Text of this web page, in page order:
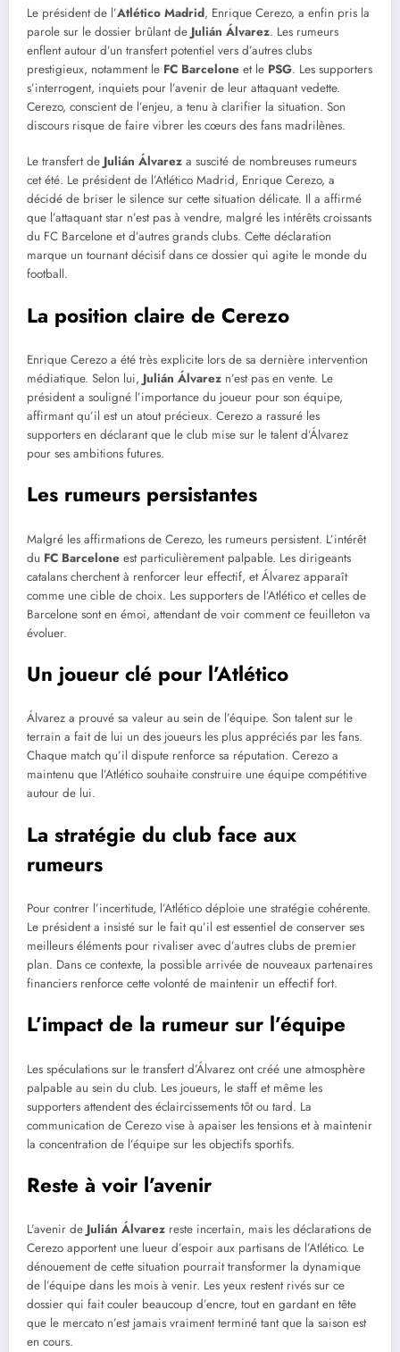
Le président de l’Atlético Madrid, Enrique Cerezo, a enfin pris la
parole sur le dossier brûlant de Julián Álvarez. Les rumeurs
enflent autour d’un transfert potentiel vers d’autres clubs
prestigieux, notamment le FC Barcelone et le PSG. Les supporters
s’interrogent, inquiets pour l’avenir de leur attaquant vedette.
Cerezo, conscient de l’enjeu, a tenu à clarifier la situation. Son
discours risque de faire vibrer les cœurs des fans madrilènes.
Le transfert de Julián Álvarez a suscité de nombreuses rumeurs
cet été. Le président de l’Atlético Madrid, Enrique Cerezo, a
décidé de briser le silence sur cette situation délicate. Il a affirmé
que l’attaquant star n’est pas à vendre, malgré les intérêts croissants
du FC Barcelone et d’autres grands clubs. Cette déclaration
marque un tournant décisif dans ce dossier qui agite le monde du
football.
La position claire de Cerezo
Enrique Cerezo a été très explicite lors de sa dernière intervention
médiatique. Selon lui, Julián Álvarez n’est pas en vente. Le
président a souligné l’importance du joueur pour son équipe,
affirmant qu’il est un atout précieux. Cerezo a rassuré les
supporters en déclarant que le club mise sur le talent d’Álvarez
pour ses ambitions futures.
Les rumeurs persistantes
Malgré les affirmations de Cerezo, les rumeurs persistent. L’intérêt
du FC Barcelone est particulièrement palpable. Les dirigeants
catalans cherchent à renforcer leur effectif, et Álvarez apparaît
comme une cible de choix. Les supporters de l’Atlético et celles de
Barcelone sont en émoi, attendant de voir comment ce feuilleton va
évoluer.
Un joueur clé pour l’Atlético
Álvarez a prouvé sa valeur au sein de l’équipe. Son talent sur le
terrain a fait de lui un des joueurs les plus appréciés par les fans.
Chaque match qu’il dispute renforce sa réputation. Cerezo a
maintenu que l’Atlético souhaite construire une équipe compétitive
autour de lui.
La stratégie du club face aux
rumeurs
Pour contrer l’incertitude, l’Atlético déploie une stratégie cohérente.
Le président a insisté sur le fait qu’il est essentiel de conserver ses
meilleurs éléments pour rivaliser avec d’autres clubs de premier
plan. Dans ce contexte, la possible arrivée de nouveaux partenaires
financiers renforce cette volonté de maintenir un effectif fort.
L’impact de la rumeur sur l’équipe
Les spéculations sur le transfert d’Álvarez ont créé une atmosphère
palpable au sein du club. Les joueurs, le staff et même les
supporters attendent des éclaircissements tôt ou tard. La
communication de Cerezo vise à apaiser les tensions et à maintenir
la concentration de l’équipe sur les objectifs sportifs.
Reste à voir l’avenir
L’avenir de Julián Álvarez reste incertain, mais les déclarations de
Cerezo apportent une lueur d’espoir aux partisans de l’Atlético. Le
dénouement de cette situation pourrait transformer la dynamique
de l’équipe dans les mois à venir. Les yeux restent rivés sur ce
dossier qui fait couler beaucoup d’encre, tout en gardant en tête
que le mercato n’est jamais vraiment terminé tant que la saison est
en cours.